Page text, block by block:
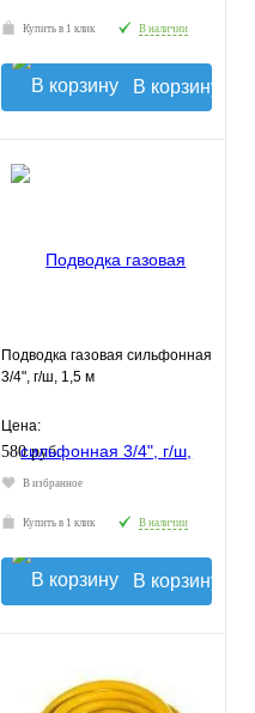
Купить в 1 клик В наличии
В корзину
Подводка газовая сильфонная
3/4", г/ш, 1,5 м
Цена:
580 руб.
В избранное
Купить в 1 клик В наличии
В корзину